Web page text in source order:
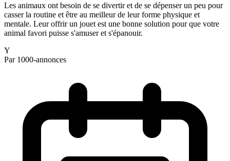
Les animaux ont besoin de se divertir et de se dépenser un peu pour
casser la routine et être au meilleur de leur forme physique et
mentale. Leur offrir un jouet est une bonne solution pour que votre
animal favori puisse s'amuser et s'épanouir.
Y
Par 1000-annonces